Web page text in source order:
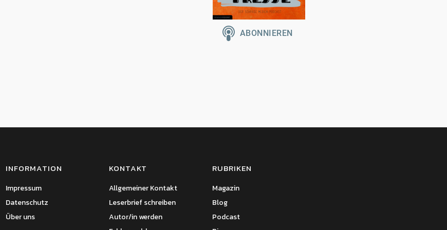
INFORMATION
Impressum
Datenschutz
Über uns
KONTAKT
Allgemeiner Kontakt
Leserbrief schreiben
Autor/in werden
RUBRIKEN
Magazin
Blog
Podcast